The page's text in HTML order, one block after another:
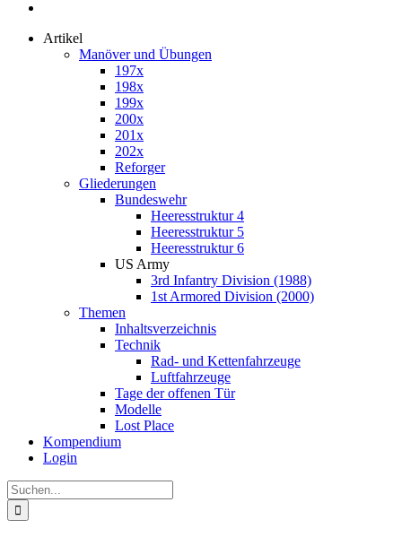
Artikel
Manöver und Übungen
197x
198x
199x
200x
201x
202x
Reforger
Gliederungen
Bundeswehr
Heeresstruktur 4
Heeresstruktur 5
Heeresstruktur 6
US Army
3rd Infantry Division (1988)
1st Armored Division (2000)
Themen
Inhaltsverzeichnis
Technik
Rad- und Kettenfahrzeuge
Luftfahrzeuge
Tage der offenen Tür
Modelle
Lost Place
Kompendium
Login
Suche
nach: